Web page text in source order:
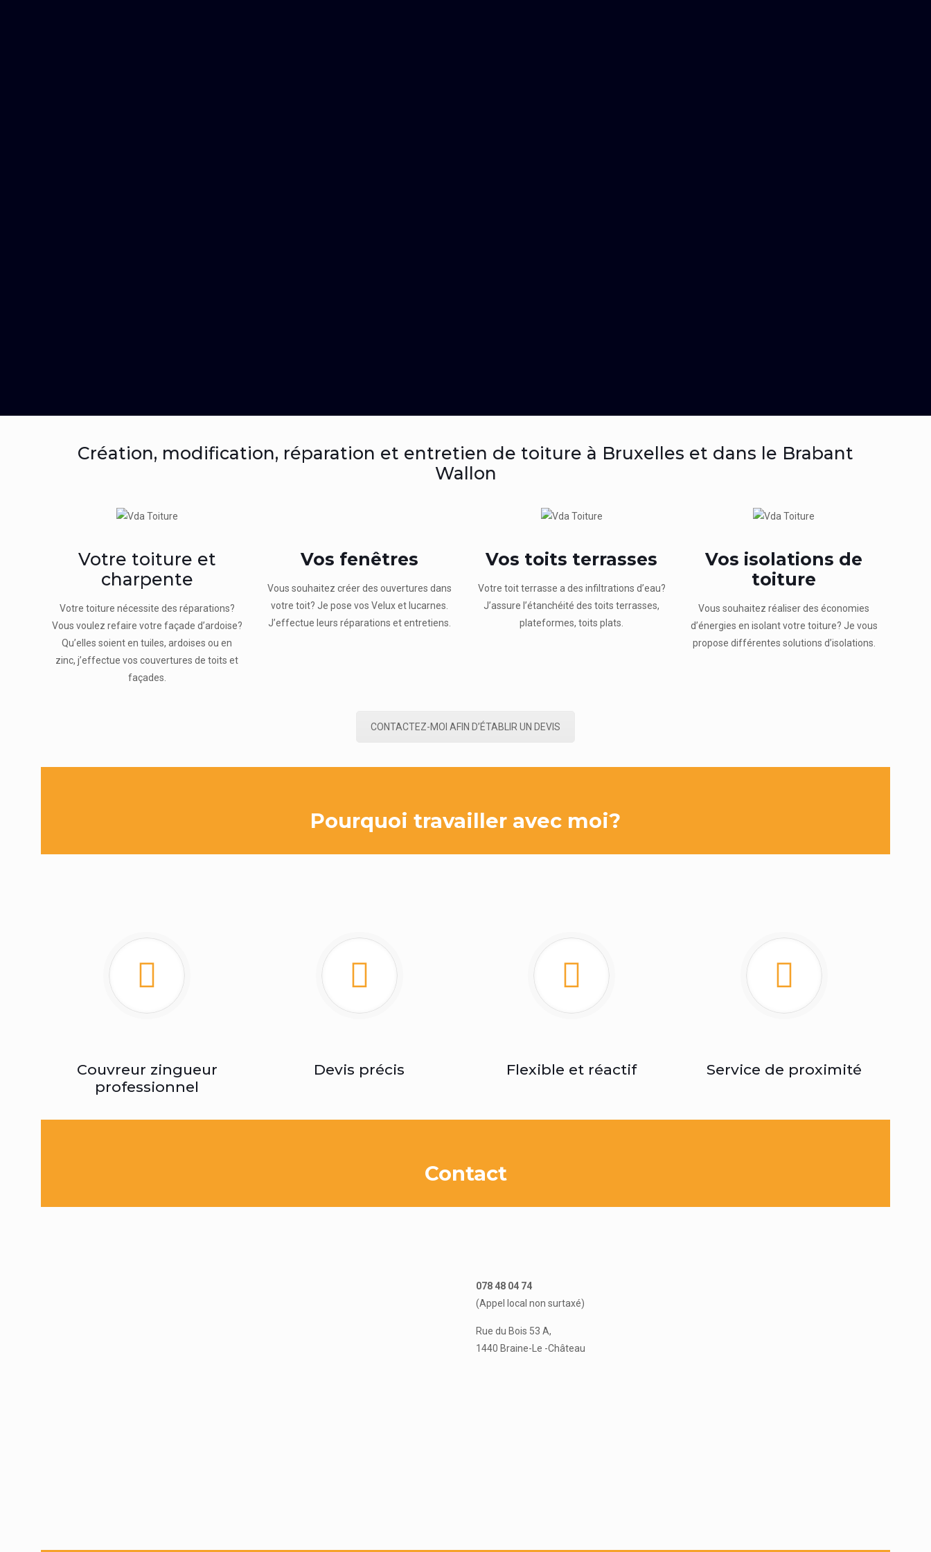
Création, modification, réparation et entretien de toiture à Bruxelles et dans le Brabant
Wallon
Votre toiture et
charpente
Votre toiture nécessite des réparations?
Vous voulez refaire votre façade d’ardoise?
Qu’elles soient en tuiles, ardoises ou en
zinc, j’effectue vos couvertures de toits et
façades.
Vos fenêtres
Vous souhaitez créer des ouvertures dans
votre toit? Je pose vos Velux et lucarnes.
J’effectue leurs réparations et entretiens.
Vos toits terrasses
Votre toit terrasse a des infiltrations d’eau?
J’assure l’étanchéité des toits terrasses,
plateformes, toits plats.
Vos isolations de
toiture
Vous souhaitez réaliser des économies
d’énergies en isolant votre toiture? Je vous
propose différentes solutions d’isolations.
CONTACTEZ-MOI AFIN D’ÉTABLIR UN DEVIS
Pourquoi travailler avec moi?
Couvreur zingueur
professionnel
Devis précis Flexible et réactif Service de proximité
Contact
078 48 04 74
(Appel local non surtaxé)
Rue du Bois 53 A,
1440 Braine-Le -Château